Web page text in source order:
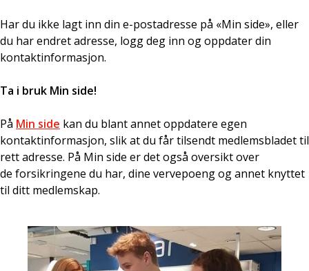
Har du ikke lagt inn din e-postadresse på «Min side», eller
du har endret adresse, logg deg inn og oppdater din
kontaktinformasjon.
Ta i bruk Min side!
På Min side kan du blant annet oppdatere egen
kontaktinformasjon, slik at du får tilsendt medlemsbladet til
rett adresse. På Min side er det også oversikt over
de forsikringene du har, dine vervepoeng og annet knyttet
til ditt medlemskap.